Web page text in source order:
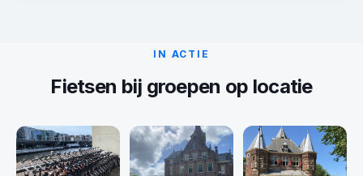
IN ACTIE
Fietsen bij groepen op locatie